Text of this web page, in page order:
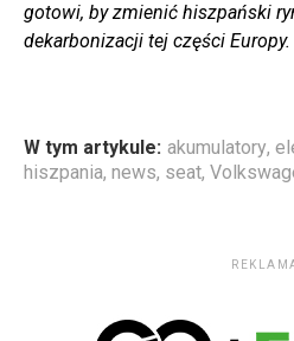
gotowi, by zmienić hiszpański
dekarbonizacji tej części Europy.
W tym artykule: akumulatory,
hiszpania, news, seat,